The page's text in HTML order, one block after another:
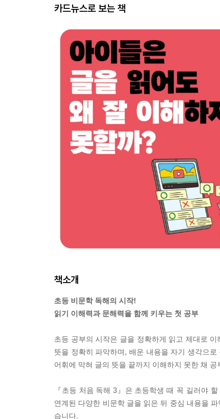
카드뉴스로 보는 책
책소개
초등 비문학 독해의 시작!
읽기 이해력과 문해력을 함께 키우는 첫 공부
초등 공부의 시작은 글을 정확하게 읽고 제대로
뜻을 정확히 파악하며, 배운 내용을 자기 생각으
어휘에 막혀 글의 뜻을 끝까지 이해하지 못한 채
『초등 처음 독해 3』은 초등학생 때 꼭 길러야
연계된 다양한 비문학 글을 읽은 뒤 중심 내용을
습니다.